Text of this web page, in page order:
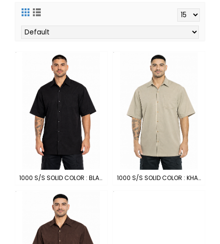
1000 S/S SOLID COLOR : BLACK 1000 S/S SOLID COLOR : KHAKI